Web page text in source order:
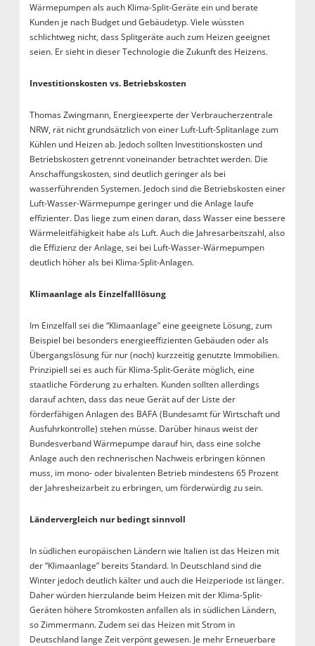
Wärmepumpen als auch Klima-Split-Geräte ein und berate
Kunden je nach Budget und Gebäudetyp. Viele wüssten
schlichtweg nicht, dass Splitgeräte auch zum Heizen geeignet
seien. Er sieht in dieser Technologie die Zukunft des Heizens.
Investitionskosten vs. Betriebskosten
Thomas Zwingmann, Energieexperte der Verbraucherzentrale
NRW, rät nicht grundsätzlich von einer Luft-Luft-Splitanlage zum
Kühlen und Heizen ab. Jedoch sollten Investitionskosten und
Betriebskosten getrennt voneinander betrachtet werden. Die
Anschaffungskosten, sind deutlich geringer als bei
wasserführenden Systemen. Jedoch sind die Betriebskosten einer
Luft-Wasser-Wärmepumpe geringer und die Anlage laufe
effizienter. Das liege zum einen daran, dass Wasser eine bessere
Wärmeleitfähigkeit habe als Luft. Auch die Jahresarbeitszahl, also
die Effizienz der Anlage, sei bei Luft-Wasser-Wärmepumpen
deutlich höher als bei Klima-Split-Anlagen.
Klimaanlage als Einzelfalllösung
Im Einzelfall sei die “Klimaanlage” eine geeignete Lösung, zum
Beispiel bei besonders energieeffizienten Gebäuden oder als
Übergangslösung für nur (noch) kurzzeitig genutzte Immobilien.
Prinzipiell sei es auch für Klima-Split-Geräte möglich, eine
staatliche Förderung zu erhalten. Kunden sollten allerdings
darauf achten, dass das neue Gerät auf der Liste der
förderfähigen Anlagen des BAFA (Bundesamt für Wirtschaft und
Ausfuhrkontrolle) stehen müsse. Darüber hinaus weist der
Bundesverband Wärmepumpe darauf hin, dass eine solche
Anlage auch den rechnerischen Nachweis erbringen können
muss, im mono- oder bivalenten Betrieb mindestens 65 Prozent
der Jahresheizarbeit zu erbringen, um förderwürdig zu sein.
Ländervergleich nur bedingt sinnvoll
In südlichen europäischen Ländern wie Italien ist das Heizen mit
der “Klimaanlage” bereits Standard. In Deutschland sind die
Winter jedoch deutlich kälter und auch die Heizperiode ist länger.
Daher würden hierzulande beim Heizen mit der Klima-Split-
Geräten höhere Stromkosten anfallen als in südlichen Ländern,
so Zimmermann. Zudem sei das Heizen mit Strom in
Deutschland lange Zeit verpönt gewesen. Je mehr Erneuerbare